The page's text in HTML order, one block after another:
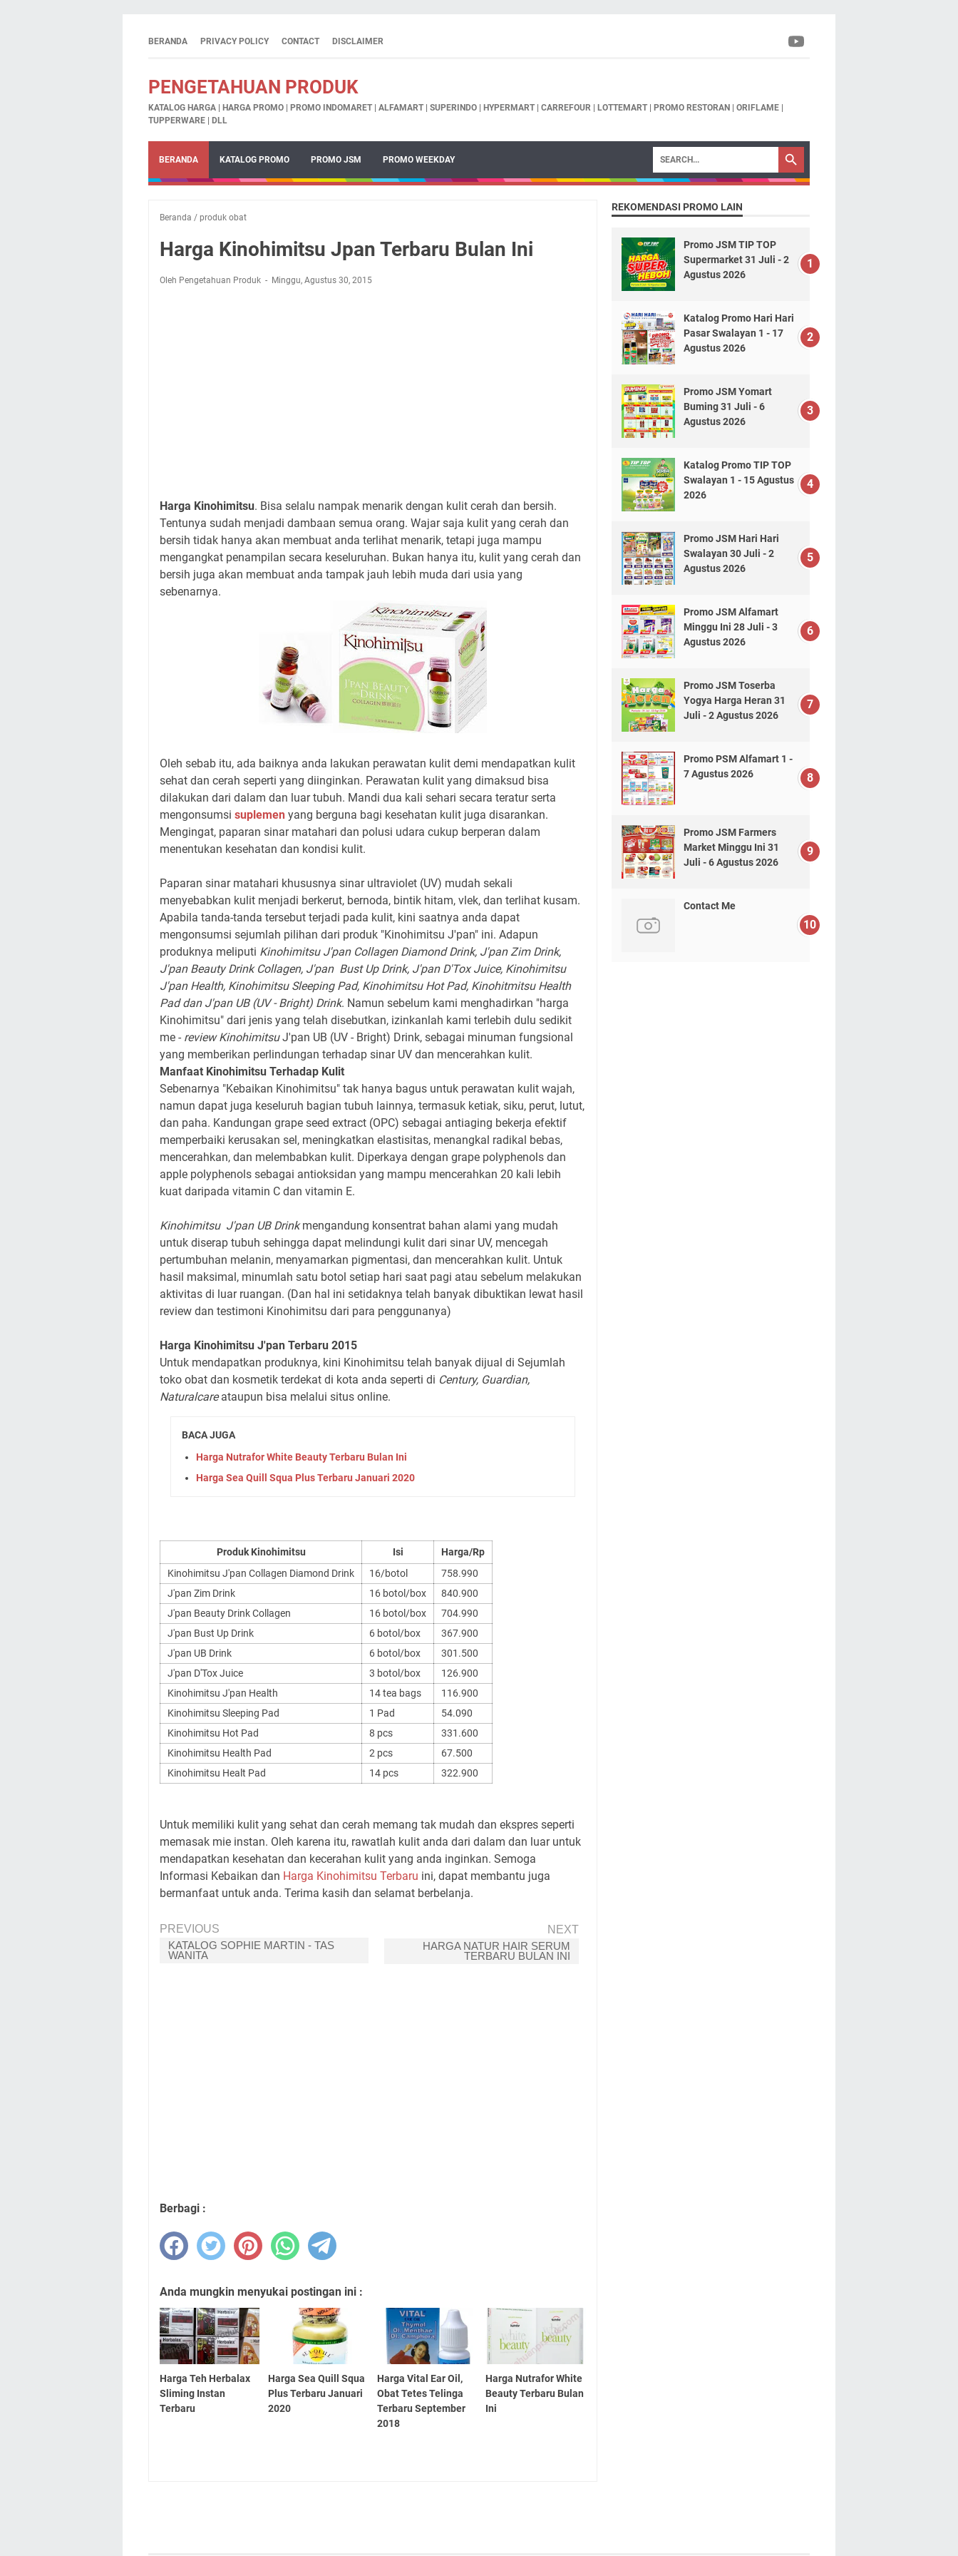
BERANDA PRIVACY POLICY CONTACT DISCLAIMER
PENGETAHUAN PRODUK
KATALOG HARGA | HARGA PROMO | PROMO INDOMARET | ALFAMART | SUPERINDO | HYPERMART | CARREFOUR | LOTTEMART | PROMO RESTORAN | ORIFLAME |
TUPPERWARE | DLL
BERANDA KATALOG PROMO PROMO JSM PROMO WEEKDAY
Beranda / produk obat
Harga Kinohimitsu Jpan Terbaru Bulan Ini
Oleh Pengetahuan Produk Minggu, Agustus 30, 2015
Harga Kinohimitsu. Bisa selalu nampak menarik dengan kulit cerah dan bersih.
Tentunya sudah menjadi dambaan semua orang. Wajar saja kulit yang cerah dan
bersih tidak hanya akan membuat anda terlihat menarik, tetapi juga mampu
mengangkat penampilan secara keseluruhan. Bukan hanya itu, kulit yang cerah dan
bersih juga akan membuat anda tampak jauh lebih muda dari usia yang
sebenarnya.
Oleh sebab itu, ada baiknya anda lakukan perawatan kulit demi mendapatkan kulit
sehat dan cerah seperti yang diinginkan. Perawatan kulit yang dimaksud bisa
dilakukan dari dalam dan luar tubuh. Mandi dua kali sehari secara teratur serta
mengonsumsi suplemen yang berguna bagi kesehatan kulit juga disarankan.
Mengingat, paparan sinar matahari dan polusi udara cukup berperan dalam
menentukan kesehatan dan kondisi kulit.
Paparan sinar matahari khususnya sinar ultraviolet (UV) mudah sekali
menyebabkan kulit menjadi berkerut, bernoda, bintik hitam, vlek, dan terlihat kusam.
Apabila tanda-tanda tersebut terjadi pada kulit, kini saatnya anda dapat
mengonsumsi sejumlah pilihan dari produk "Kinohimitsu J'pan" ini. Adapun
produknya meliputi Kinohimitsu J'pan Collagen Diamond Drink, J'pan Zim Drink,
J'pan Beauty Drink Collagen, J'pan Bust Up Drink, J'pan D'Tox Juice, Kinohimitsu
J'pan Health, Kinohimitsu Sleeping Pad, Kinohimitsu Hot Pad, Kinohitmitsu Health
Pad dan J'pan UB (UV - Bright) Drink. Namun sebelum kami menghadirkan "harga
Kinohimitsu" dari jenis yang telah disebutkan, izinkanlah kami terlebih dulu sedikit
me - review KinohimitsuJ'pan UB (UV - Bright) Drink, sebagai minuman fungsional
yang memberikan perlindungan terhadap sinar UV dan mencerahkan kulit.
Manfaat Kinohimitsu Terhadap Kulit
Sebenarnya "Kebaikan Kinohimitsu" tak hanya bagus untuk perawatan kulit wajah,
namun dapat juga keseluruh bagian tubuh lainnya, termasuk ketiak, siku, perut, lutut,
dan paha. Kandungan grape seed extract (OPC) sebagai antiaging bekerja efektif
memperbaiki kerusakan sel, meningkatkan elastisitas, menangkal radikal bebas,
mencerahkan, dan melembabkan kulit. Diperkaya dengan grape polyphenols dan
apple polyphenols sebagai antioksidan yang mampu mencerahkan 20 kali lebih
kuat daripada vitamin C dan vitamin E.
Kinohimitsu J'pan UB Drinkmengandung konsentrat bahan alami yang mudah
untuk diserap tubuh sehingga dapat melindungi kulit dari sinar UV, mencegah
pertumbuhan melanin, menyamarkan pigmentasi, dan mencerahkan kulit. Untuk
hasil maksimal, minumlah satu botol setiap hari saat pagi atau sebelum melakukan
aktivitas di luar ruangan. (Dan hal ini setidaknya telah banyak dibuktikan lewat hasil
review dan testimoni Kinohimitsu dari para penggunanya)
Harga Kinohimitsu J'pan Terbaru 2015
Untuk mendapatkan produknya, kini Kinohimitsu telah banyak dijual di Sejumlah
toko obat dan kosmetik terdekat di kota anda seperti di Century, Guardian,
Naturalcareataupun bisa melalui situs online.
BACA JUGA
Harga Nutrafor White Beauty Terbaru Bulan Ini
Harga Sea Quill Squa Plus Terbaru Januari 2020
Produk Kinohimitsu Isi
Harga/Rp
Kinohimitsu J'pan Collagen Diamond Drink
16/botol
758.990
J'pan Zim Drink
16 botol/box
840.900
J'pan Beauty Drink Collagen
16 botol/box
704.990
J'pan Bust Up Drink
6 botol/box
367.900
J'pan UB Drink
6 botol/box
301.500
J'pan D'Tox Juice
3 botol/box
126.900
Kinohimitsu J'pan Health
14 tea bags
116.900
Kinohimitsu Sleeping Pad
1 Pad
54.090
Kinohimitsu Hot Pad
8 pcs
331.600
Kinohimitsu Health Pad
2 pcs
67.500
Kinohimitsu Healt Pad
14 pcs 322.900
Untuk memiliki kulit yang sehat dan cerah memang tak mudah dan ekspres seperti
memasak mie instan. Oleh karena itu, rawatlah kulit anda dari dalam dan luar untuk
mendapatkan kesehatan dan kecerahan kulit yang anda inginkan. Semoga
Informasi Kebaikan dan Harga Kinohimitsu Terbaru ini, dapat membantu juga
bermanfaat untuk anda. Terima kasih dan selamat berbelanja.
PREVIOUS
KATALOG SOPHIE MARTIN - TAS
WANITA
NEXT
HARGA NATUR HAIR SERUM
TERBARU BULAN INI
Berbagi :
Anda mungkin menyukai postingan ini :
Harga Teh Herbalax
Sliming Instan
Terbaru
Harga Sea Quill Squa
Plus Terbaru Januari
2020
Harga Vital Ear Oil,
Obat Tetes Telinga
Terbaru September
2018
Harga Nutrafor White
Beauty Terbaru Bulan
Ini
REKOMENDASI PROMO LAIN
Promo JSM TIP TOP
Supermarket 31 Juli - 2
Agustus 2026
Katalog Promo Hari Hari
Pasar Swalayan 1 - 17
Agustus 2026
Promo JSM Yomart
Buming 31 Juli - 6
Agustus 2026
Katalog Promo TIP TOP
Swalayan 1 - 15 Agustus
2026
Promo JSM Hari Hari
Swalayan 30 Juli - 2
Agustus 2026
Promo JSM Alfamart
Minggu Ini 28 Juli - 3
Agustus 2026
Promo JSM Toserba
Yogya Harga Heran 31
Juli - 2 Agustus 2026
Promo PSM Alfamart 1 -
7 Agustus 2026
Promo JSM Farmers
Market Minggu Ini 31
Juli - 6 Agustus 2026
Contact Me